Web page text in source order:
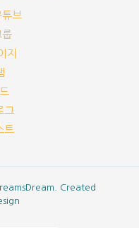
튜브
룹
지
그
트
Created